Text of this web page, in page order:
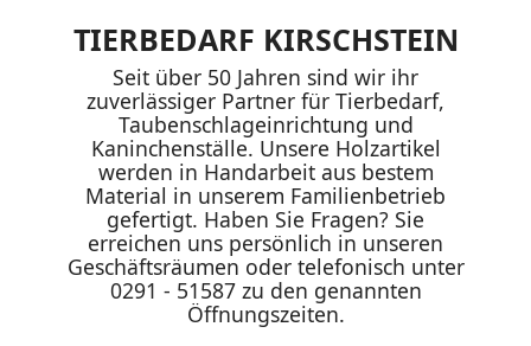
TIERBEDARF KIRSCHSTEIN
Seit über 50 Jahren sind wir ihr
zuverlässiger Partner für Tierbedarf,
Taubenschlageinrichtung und
Kaninchenställe. Unsere Holzartikel
werden in Handarbeit aus bestem
Material in unserem Familienbetrieb
gefertigt. Haben Sie Fragen? Sie
erreichen uns persönlich in unseren
Geschäftsräumen oder telefonisch unter
0291 - 51587 zu den genannten
Öffnungszeiten.